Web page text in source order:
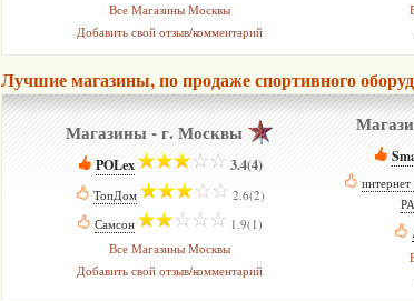
Все Магазины Москвы
Добавить свой отзыв/комментарий
Лучшие магазины, по продаже спортивного
Магазины - г. Москвы
POLex­ 3.4(4)
ТопДом­
2.6(2)
Самсон
1.9(1)
Все Магазины Москвы
Добавить свой отзыв/комментарий